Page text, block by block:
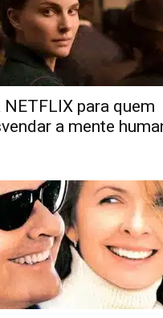
para quem
a mente